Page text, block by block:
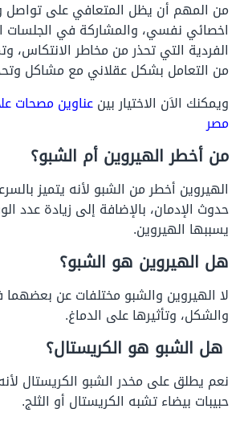
من المهم أن يظل المتعافي على تواصل
اخصائي نفسي، والمشاركة في الجلسات
الفردية التي تحذر من مخاطر الانتكاس،
من التعامل بشكل عقلاني مع مشاكل
ويمكنك الاَن الاختيار بينعناوين مصحات
مصر
من أخطر الهيروين أم الشبو؟
الهيروين أخطر من الشبو لأنه يتميز
حدوث الإدمان، بالإضافة إلى زيادة عدد
يسببها الهيروين.
هل الهيروين هو الشبو؟
لا الهيروين والشبو مختلفات عن بعضهما
والشكل، وتأثيرها على الدماغ.
هل الشبو هو الكريستال؟
نعم يطلق على مخدر الشبو الكريستال
حبيبات بيضاء تشبه الكريستال أو الثلج.